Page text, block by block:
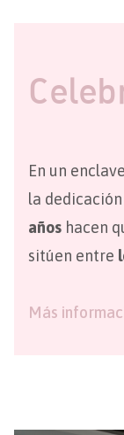
En un
la
años hacen
sitúen entre
Más